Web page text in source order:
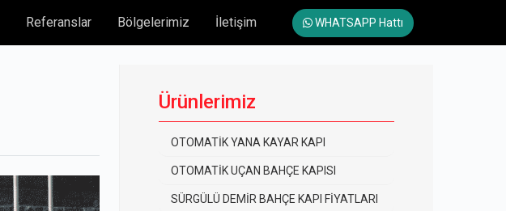
Referanslar Bölgelerimiz İletişim WHATSAPP Hattı
Ürünlerimiz
OTOMATİK YANA KAYAR KAPI
OTOMATİK UÇAN BAHÇE KAPISI
SÜRGÜLÜ DEMİR BAHÇE KAPI FİYATLARI